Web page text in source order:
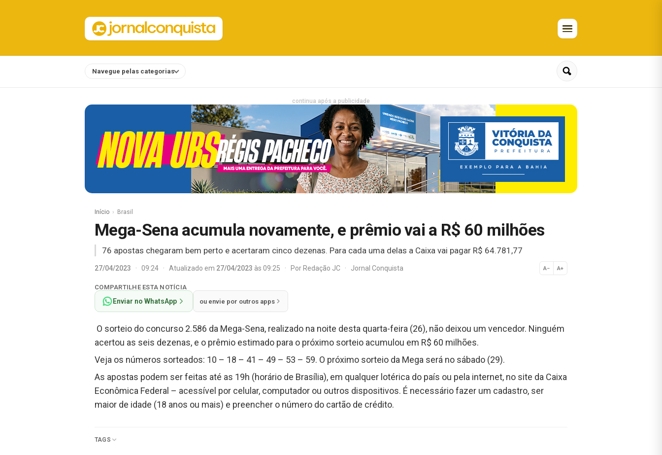
Navegue pelas categorias
continua após a publicidade
Início Brasil
Mega-Sena acumula novamente, e prêmio vai a R$ 60 milhões
76 apostas chegaram bem perto e acertaram cinco dezenas. Para cada uma delas a Caixa vai pagar R$ 64.781,77
27/04/2023 · 09:24 · Atualizado em 27/04/2023 às 09:25 · PorRedação JC · Jornal Conquista A− A+
Normal
COMPARTILHE ESTA NOTÍCIA
Enviar no WhatsApp ou envie por outros apps
O sorteio do concurso 2.586 da Mega-Sena, realizado na noite desta quarta-feira (26), não deixou um vencedor. Ninguém
acertou as seis dezenas, e o prêmio estimado para o próximo sorteio acumulou em R$ 60 milhões.
Veja os números sorteados: 10 – 18 – 41 – 49 – 53 – 59. O próximo sorteio da Mega será no sábado (29).
As apostas podem ser feitas até as 19h (horário de Brasília), em qualquer lotérica do país ou pela internet, no site da Caixa
Econômica Federal – acessível por celular, computador ou outros dispositivos. É necessário fazer um cadastro, ser
maior de idade (18 anos ou mais) e preencher o número do cartão de crédito.
TAGS